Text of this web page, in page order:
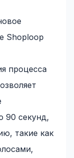
Shoploop
процесса
90 секунд,
такие как